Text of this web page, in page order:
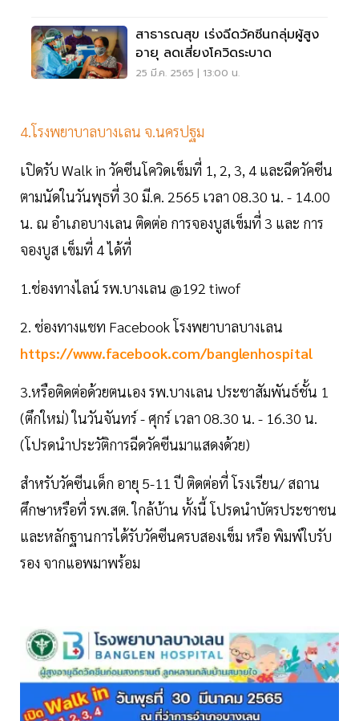
สาธารณสุข เร่งฉีดวัคซีนกลุ่มผู้สูง
อายุ ลดเสี่ยงโควิดระบาด
25 มี.ค. 2565 | 13:00 น.
4.โรงพยาบาลบางเลน จ.นครปฐม
เปิดรับ Walk in วัคซีนโควิดเข็มที่ 1, 2, 3, 4 และฉีดวัคซีน
ตามนัดในวันพุธที่ 30 มี.ค. 2565 เวลา 08.30 น. - 14.00
น. ณ อำเภอบางเลน ติดต่อ การจองบูสเข็มที่ 3 และ การ
จองบูส เข็มที่ 4 ได้ที่
1.ช่องทางไลน์ รพ.บางเลน @192 tiwof
2. ช่องทางแชท Facebook โรงพยาบาลบางเลน
https://www.facebook.com/banglenhospital
3.หรือติดต่อด้วยตนเอง รพ.บางเลน ประชาสัมพันธ์ชั้น 1
(ตึกใหม่) ในวันจันทร์ - ศุกร์ เวลา 08.30 น. - 16.30 น.
(โปรดนำประวัติการฉีดวัคซีนมาแสดงด้วย)
สำหรับวัคซีนเด็ก อายุ 5-11 ปี ติดต่อที่ โรงเรียน/ สถาน
ศึกษาหรือที่ รพ.สต. ใกล้บ้าน ทั้งนี้ โปรดนำบัตรประชาชน
และหลักฐานการได้รับวัคซีนครบสองเข็ม หรือ พิมพ์ใบรับ
รอง จากแอพมาพร้อม